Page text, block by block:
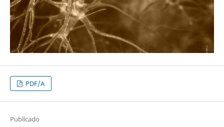
PDF/A
Publicado